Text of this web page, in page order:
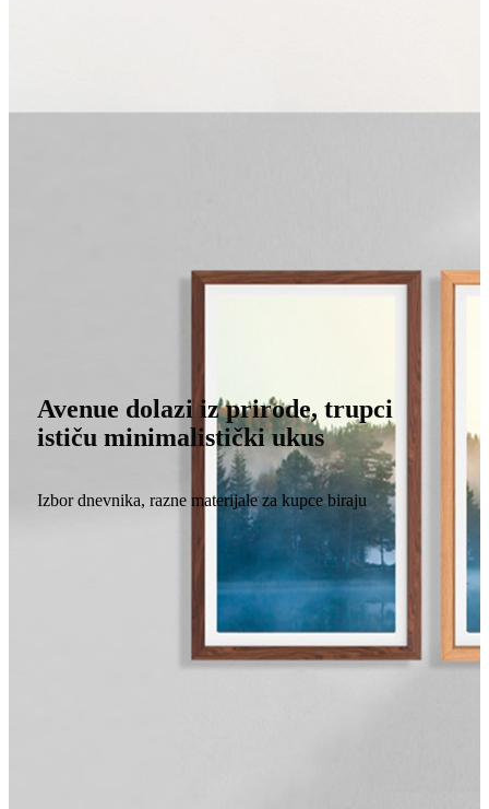
Avenue dolazi iz prirode, trupci
ističu minimalistički ukus
Izbor dnevnika, razne materijale za kupce biraju